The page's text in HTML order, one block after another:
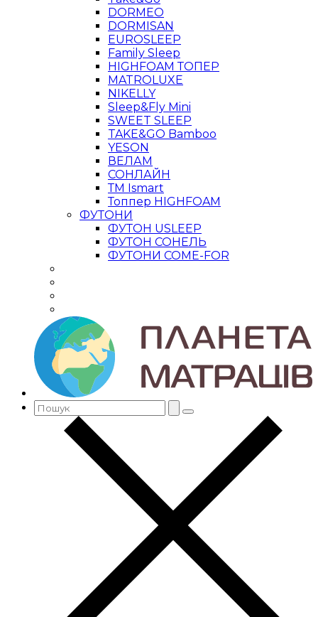
DORMEO
DORMISAN
EUROSLEEP
Family Sleep
HIGHFOAM ТОПЕР
MATROLUXE
NIKELLY
Sleep&Fly Mini
SWEET SLEEP
TAKE&GO Bamboo
YESON
ВЕЛАМ
СОНЛАЙН
ТМ Ismart
Топпер HIGHFOAM
ФУТОНИ
ФУТОН USLEEP
ФУТОН СОНЕЛЬ
ФУТОНИ COME-FOR